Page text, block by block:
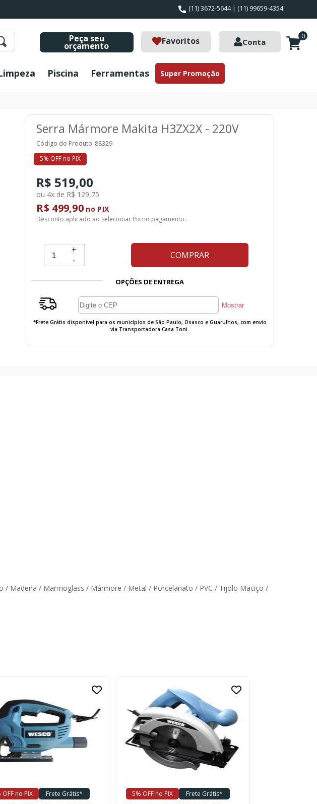
(11) 3672-5644 | (11) 99659-4354
Peça seu
orçamento Favoritos Conta
0
Piscina Ferramentas Super Promoção
Serra Mármore Makita H3ZX2X - 220V
Código do Produto: 88329
5% OFF no PIX
R$ 519,00
ou 4x de R$ 129,75
R$ 499,90 no PIX
Desconto aplicado ao selecionar Pix no pagamento.
+
-
COMPRAR
OPÇÕES DE ENTREGA
*Frete Grátis disponível para os municípios de São Paulo, Osasco e Guarulhos, com envio
via Transportadora Casa Toni.
/ Madeira / Marmoglass / Mármore / Metal / Porcelanato / PVC / Tijolo Maciço /
OFF no PIX Frete Grátis* 5% OFF no PIX Frete Grátis*